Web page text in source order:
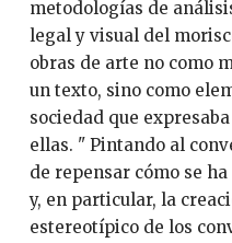
metodologías de
legal y visual del
obras de arte no como
un texto, sino como
sociedad que
ellas. " Pintando al
de repensar cómo se
y, en particular, la
estereotípico de los